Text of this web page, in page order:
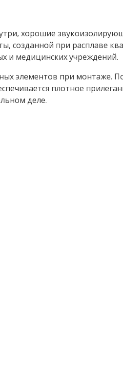
хорошие
созданной при расплаве
и медицинских учреждений.
элементов при монтаже.
плотное
деле.